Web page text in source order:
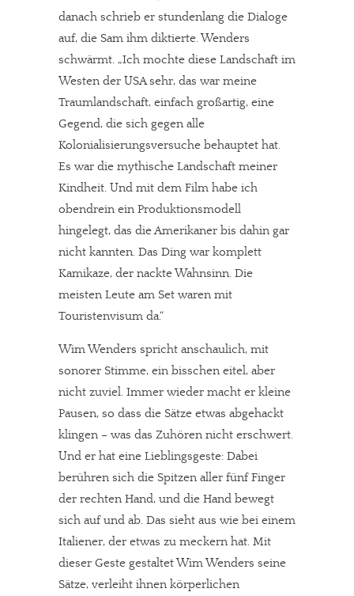
danach schrieb er stundenlang die Dialoge
auf, die Sam ihm diktierte. Wenders
schwärmt. „Ich mochte diese Landschaft im
Westen der USA sehr, das war meine
Traumlandschaft, einfach großartig, eine
Gegend, die sich gegen alle
Kolonialisierungsversuche behauptet hat.
Es war die mythische Landschaft meiner
Kindheit. Und mit dem Film habe ich
obendrein ein Produktionsmodell
hingelegt, das die Amerikaner bis dahin gar
nicht kannten. Das Ding war komplett
Kamikaze, der nackte Wahnsinn. Die
meisten Leute am Set waren mit
Touristenvisum da.“
Wim Wenders spricht anschaulich, mit
sonorer Stimme, ein bisschen eitel, aber
nicht zuviel. Immer wieder macht er kleine
Pausen, so dass die Sätze etwas abgehackt
klingen – was das Zuhören nicht erschwert.
Und er hat eine Lieblingsgeste: Dabei
berühren sich die Spitzen aller fünf Finger
der rechten Hand, und die Hand bewegt
sich auf und ab. Das sieht aus wie bei einem
Italiener, der etwas zu meckern hat. Mit
dieser Geste gestaltet Wim Wenders seine
Sätze, verleiht ihnen körperlichen